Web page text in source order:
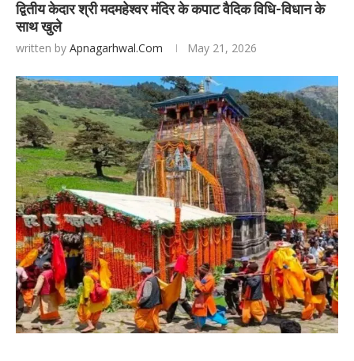
द्वितीय केदार श्री मदमहेश्वर मंदिर के कपाट वैदिक विधि-विधान के
साथ खुले
written by Apnagarhwal.com May 21, 2026